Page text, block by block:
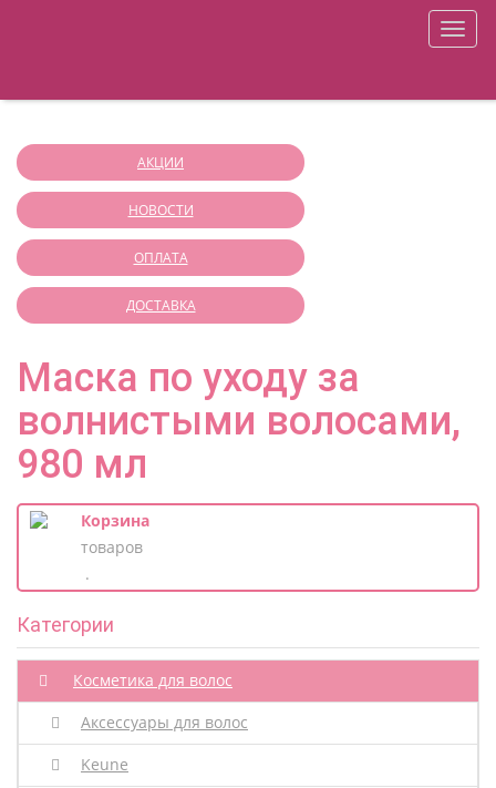
ONLY YOU SHOP
ВойтиАппаратная косметология
меню
АКЦИИ
НОВОСТИ
ОПЛАТА
ДОСТАВКА
Маска по уходу за
волнистыми волосами,
980 мл
Корзина
товаров
.
Категории
Косметика для волос
Аксессуары для волос
Keune